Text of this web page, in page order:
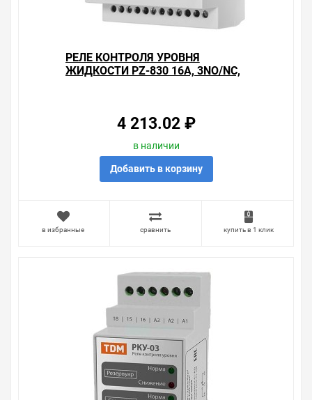
Быстрая доставка в любой город – несколько
жидкости Zamel 16А IP20 (с датчиком SZH-03) , можно
получить в пункте выдачи, или заказать курьерскую
объезжать магазины, тратить время, выбирать из
того, что предлагают, а не покупать то, что нужно, что
Брак – это исключение в нашем ассортименте. Если он
выявлен, то возврат товара осуществляется в
защите прав потребителя». Это не значит, что нужно
тратить много времени на решение проблемы.
Правила, согласно которым урегулируется проблема,
возвращаем деньги.
Наличие Реле контроля уровня токопроводящей
жидкости Zamel 16А IP20 (с датчиком SZH-03) на
складе уточняйте у менеджера. Также можно получить
консультацию по тому, что мы продаем, узнать
преимущества конкретного товара, получить
информацию об отличительных особенностях товара,
который вы собираетесь купить. Мы всегда рады
помочь, посоветовать, рассказать подробно о товарах
РЕЛЕ КОНТРОЛЯ УРОВНЯ
ЖИДКОСТИ PZ-830 16А, 3NO/NC,
4 213.02 ₽
в наличии
Добавить в корзину
в избранные сравнить купить в 1 клик